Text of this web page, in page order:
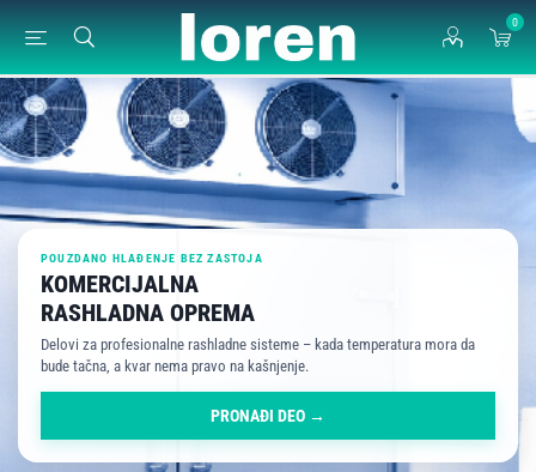
0
POUZDANO HLAĐENJE BEZ ZASTOJA
KOMERCIJALNA
RASHLADNA OPREMA
Delovi za profesionalne rashladne sisteme – kada temperatura mora da
bude tačna, a kvar nema pravo na kašnjenje.
PRONAĐI DEO →